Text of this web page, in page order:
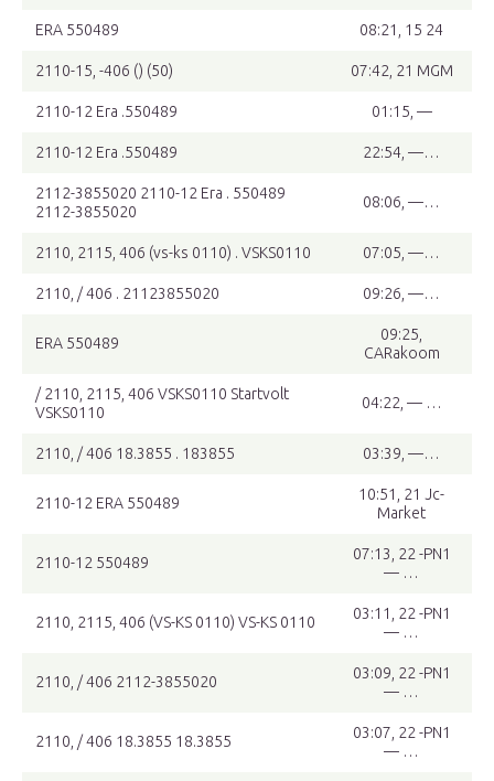
ERA 550489 08:21, 15 24
2110-15, -406 () (50) 07:42, 21 MGM
2110-12 Era .550489 01:15, —
2110-12 Era .550489 22:54, —…
2112-3855020 2110-12 Era . 550489
2112-3855020
08:06, —…
2110, 2115, 406 (vs-ks 0110) . VSKS0110 07:05, —…
2110, / 406 . 21123855020 09:26, —…
ERA 550489
09:25,
CARakoom
/ 2110, 2115, 406 VSKS0110 Startvolt
VSKS0110
04:22, — …
2110, / 406 18.3855 . 183855 03:39, —…
2110-12 ERA 550489
10:51, 21 Jc-
Market
2110-12 550489
07:13, 22 -PN1
— …
2110, 2115, 406 (VS-KS 0110) VS-KS 0110
03:11, 22 -PN1
— …
2110, / 406 2112-3855020
03:09, 22 -PN1
— …
2110, / 406 18.3855 18.3855
03:07, 22 -PN1
— …